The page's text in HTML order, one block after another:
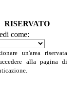
RISERVATO
come:
un'area riservata
alla pagina di